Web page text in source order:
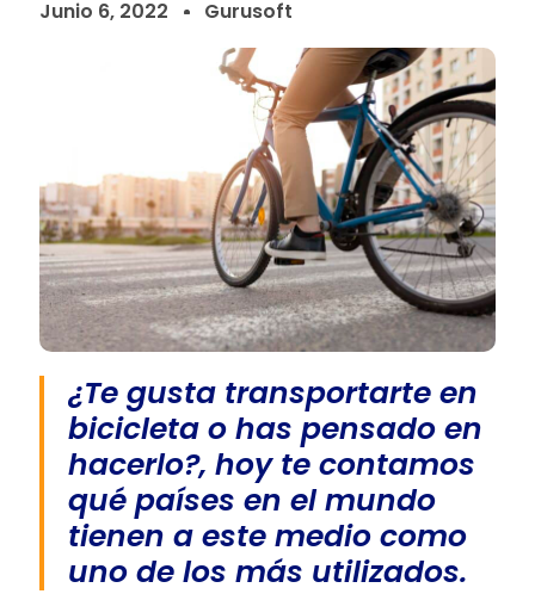
Junio 6, 2022 Gurusoft
¿Te gusta transportarte en
bicicleta o has pensado en
hacerlo?, hoy te contamos
qué países en el mundo
tienen a este medio como
uno de los más utilizados.